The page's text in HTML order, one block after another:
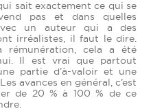
sait exactement ce qui se
pas et dans quelles
un auteur qui a des
irréalistes, il faut le dire.
cela a été
Il est vrai que partout
partie d’à-valoir et une
avances en général, c’est
de 20 % à 100 % de ce